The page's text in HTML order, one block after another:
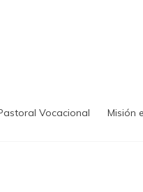
Vocacional Misión